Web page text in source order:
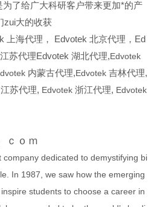
了给广大科研客户带来更加*的产
zui大的收获
上海代理， Edvotek 北京代理，Ed
苏代理Edvotek 湖北代理,Edvotek
内蒙古代理,Edvotek吉林代理,
江苏代理, Edvotek浙江代理, Edvotek
ｃｏｍ
company dedicated to demystifying bi
In 1987, we saw how the emerging
students to choose a career in